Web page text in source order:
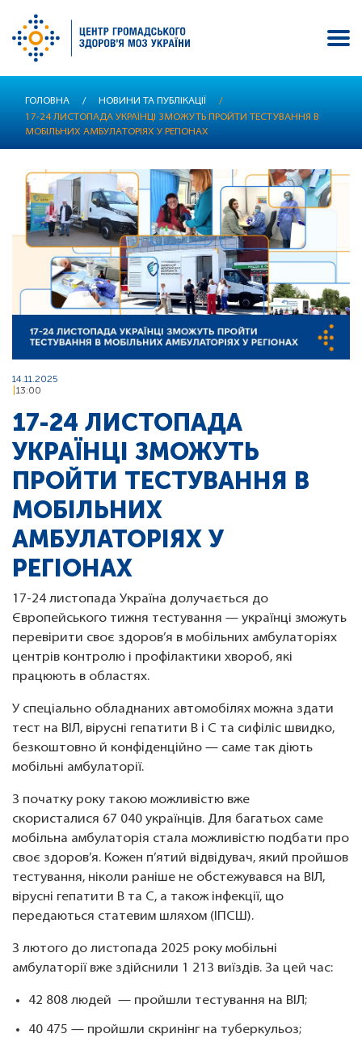
ГОЛОВНА / НОВИНИ ТА ПУБЛІКАЦІЇ
/
17-24 ЛИСТОПАДА УКРАЇНЦІ ЗМОЖУТЬ ПРОЙТИ ТЕСТУВАННЯ В
МОБІЛЬНИХ АМБУЛАТОРІЯХ У РЕГІОНАХ
14.11.2025
13:00
17-24 ЛИСТОПАДА
УКРАЇНЦІ ЗМОЖУТЬ
ПРОЙТИ ТЕСТУВАННЯ В
МОБІЛЬНИХ
АМБУЛАТОРІЯХ У
РЕГІОНАХ
17-24 листопада Україна долучається до
Європейського тижня тестування — українці зможуть
перевірити своє здоров’я в мобільних амбулаторіях
центрів контролю і профілактики хвороб, які
працюють в областях.
У спеціально обладнаних автомобілях можна здати
тест на ВІЛ, вірусні гепатити В і С та сифіліс швидко,
безкоштовно й конфіденційно — саме так діють
мобільні амбулаторії.
З початку року такою можливістю вже
скористалися 67 040 українців. Для багатьох саме
мобільна амбулаторія стала можливістю подбати про
своє здоров’я. Кожен п’ятий відвідувач, який пройшов
тестування, ніколи раніше не обстежувався на ВІЛ,
вірусні гепатити В та С, а також інфекції, що
передаються статевим шляхом (ІПСШ).
З лютого до листопада 2025 року мобільні
амбулаторії вже здійснили 1 213 виїздів. За цей час:
42 808 людей — пройшли тестування на ВІЛ;
40 475 — пройшли скринінг на туберкульоз;